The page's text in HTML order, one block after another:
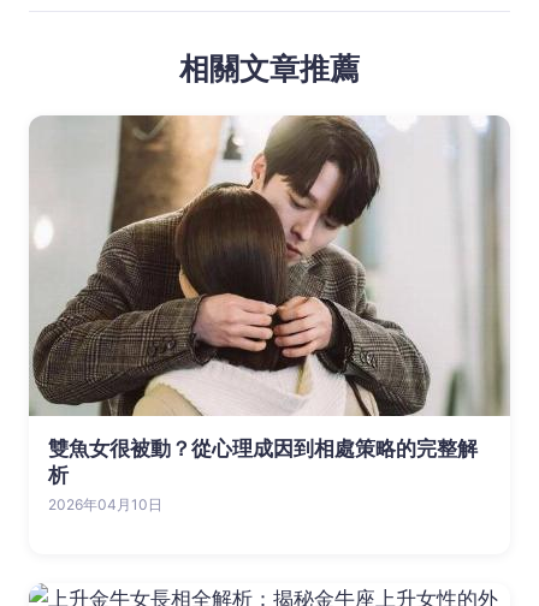
相關文章推薦
雙魚女很被動？從心理成因到相處策略的完整解
析
2026年04月10日